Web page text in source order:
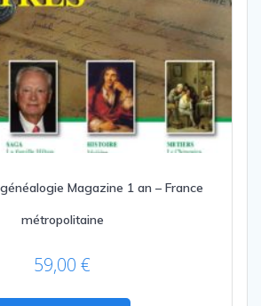
Magazine 1 an – France
métropolitaine
59,00 €